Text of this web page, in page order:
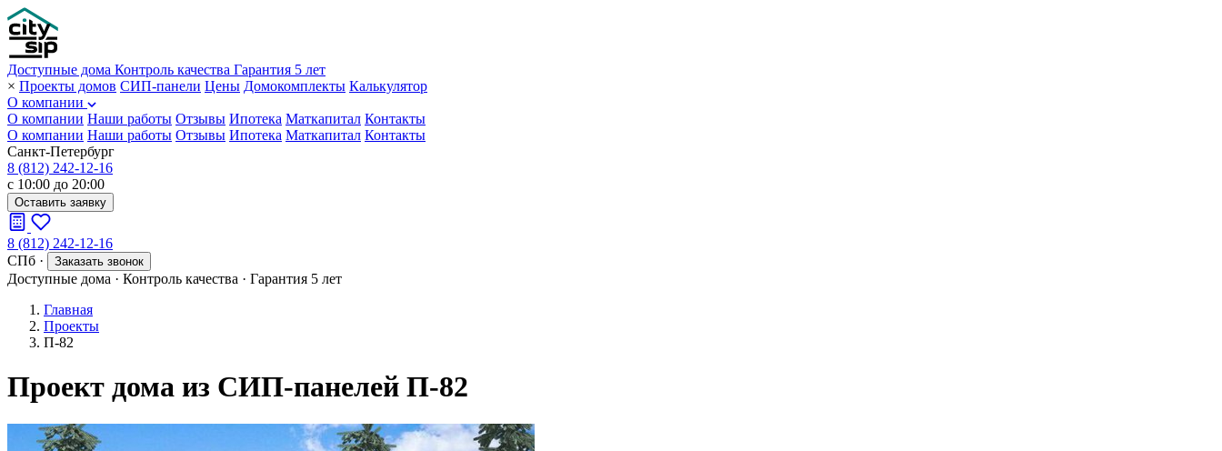
Доступные дома Контроль качества Гарантия 5 лет
× Проекты домов СИП-панели Цены Домокомплекты Калькулятор
О компании
О компании Наши работы Отзывы Ипотека Маткапитал Контакты
О компании Наши работы Отзывы Ипотека Маткапитал Контакты
Санкт-Петербург
8 (812) 242-12-16
с 10:00 до 20:00
Оставить заявку
8 (812) 242-12-16
СПб · Заказать звонок
Доступные дома · Контроль качества · Гарантия 5 лет
Главная
Проекты
П-82
Проект дома из СИП-панелей П-82